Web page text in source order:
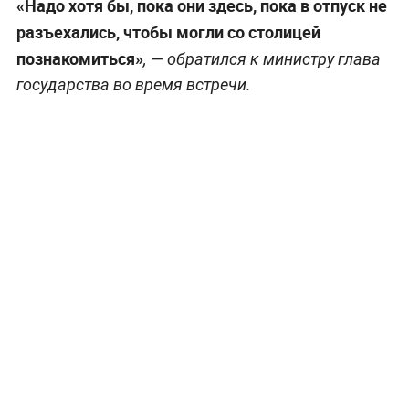
«Надо хотя бы, пока они здесь, пока в отпуск не
разъехались, чтобы могли со столицей
познакомиться», — обратился к министру глава
государства во время встречи.